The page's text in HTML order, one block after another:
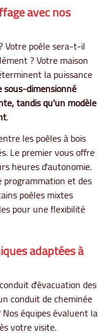
avec nos
Votre poêle sera-t-il
? Votre maison
la puissance
sous-dimensionné
tandis qu'un modèle
.
les poêles à bois
Le premier vous offre
heures d'autonomie.
et des
poêles mixtes
pour une flexibilité
adaptées à
d'évacuation des
conduit de cheminée
équipes évaluent la
votre visite.